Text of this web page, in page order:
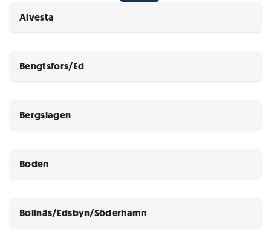
Alvesta
Bengtsfors/Ed
Bergslagen
Boden
Bollnäs/Edsbyn/Söderhamn